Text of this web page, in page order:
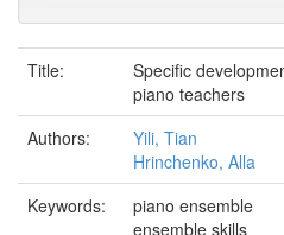
Title:
Specific
piano teachers
Authors:
Yili, Tian
Hrinchenko, Alla
Keywords:
piano ensemble
ensemble skills